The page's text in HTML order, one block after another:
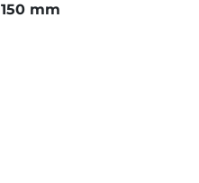
150 mm